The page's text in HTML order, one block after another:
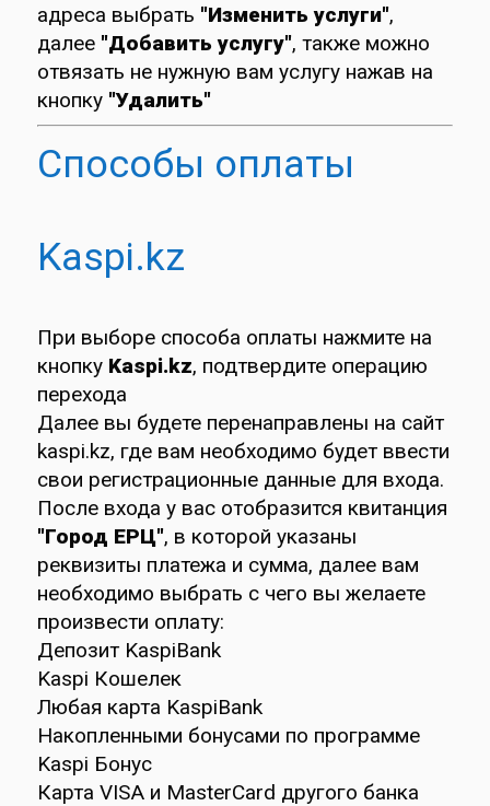
адреса выбрать "Изменить услуги",
далее "Добавить услугу", также можно
отвязать не нужную вам услугу нажав на
кнопку "Удалить"
Способы оплаты
Kaspi.kz
При выборе способа оплаты нажмите на
кнопку Kaspi.kz, подтвердите операцию
перехода
Далее вы будете перенаправлены на сайт
kaspi.kz, где вам необходимо будет ввести
свои регистрационные данные для входа.
После входа у вас отобразится квитанция
"Город ЕРЦ", в которой указаны
реквизиты платежа и сумма, далее вам
необходимо выбрать с чего вы желаете
произвести оплату:
Депозит KaspiBank
Kaspi Кошелек
Любая карта KaspiBank
Накопленными бонусами по программе
Kaspi Бонус
Карта VISA и MasterCard другого банка